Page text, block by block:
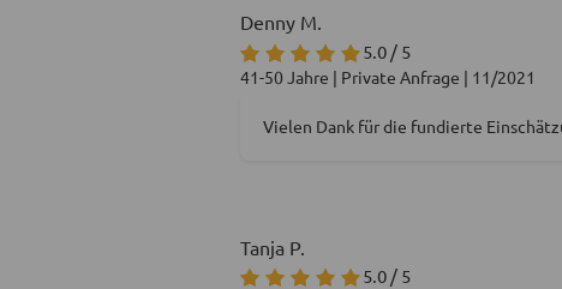
Denny M.
5.0 / 5
41-50 Jahre | Private Anfrage | 11/2021
Vielen Dank für die fundierte
Tanja P.
5.0 / 5